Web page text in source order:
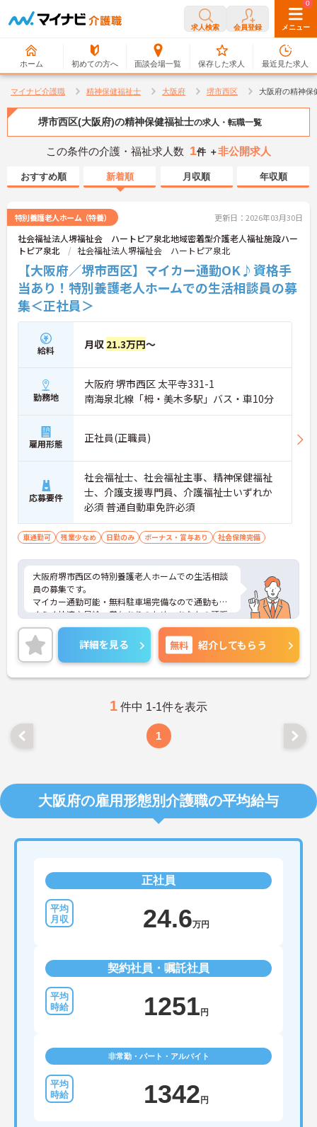
求人検索 会員登録 メニュー
ホーム 初めての方へ 面談会場一覧
0
保存した求人
0
最近見た求人
マイナビ介護職 精神保健福祉士 大阪府 堺市西区 大阪府の精神保
堺市西区(大阪府)の精神保健福祉士の求人・転職一覧
この条件の介護・福祉求人数 1件 ＋非公開求人
おすすめ順 新着順 月収順 年収順
特別養護老人ホーム（特養） 更新日：2026年03月30日
社会福祉法人堺福祉会 ハートピア泉北地域密着型介護老人福祉施設ハー
トピア泉北
社会福祉法人堺福祉会 ハートピア泉北
【大阪府／堺市西区】マイカー通勤OK♪資格手
当あり！特別養護老人ホームでの生活相談員の募
集＜正社員＞
給料 月収 21.3万円～
勤務地
大阪府 堺市西区 太平寺331-1
南海泉北線「栂・美木多駅」バス・車10分
雇用形態 正社員(正職員)
応募要件
社会福祉士、社会福祉主事、精神保健福祉
士、介護支援専門員、介護福祉士いずれか
必須 普通自動車免許必須
車通勤可 残業少なめ 日勤のみ ボーナス・賞与あり 社会保険完備
大阪府堺市西区の特別養護老人ホームでの生活相談
員の募集です。
マイカー通勤可能・無料駐車場完備なので通勤もら
くらく快適♪昇給・賞与ありのため、あなたの頑張
りがしっかり評価されます。
ご興味のある方は、面接のポイントをお伝えします
のでお気軽にお問い合せください。
詳細を見る 無料 紹介してもらう
1 件中 1-1件を表示
1
大阪府の雇用形態別介護職の平均給与
正社員
24.6万円
契約社員・嘱託社員
1251 円
非常勤・パート・アルバイト
1342 円